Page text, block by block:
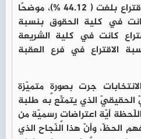
وقال إن النسبة العامة للاقتراع بلغت ( 44.12 %)، موضحًا
في كلية الحقوق بنسبة
اقتراع كانت في كلية الشريعة
نسبة الاقتراع في فرع العقبة
جرت بصورةٍ متميّزة
الذي يتمتّع به طلبة
أيّة اعتراضاتٍ رسميّة من
الحظّ، وأنّ هذا النّجاح الذي